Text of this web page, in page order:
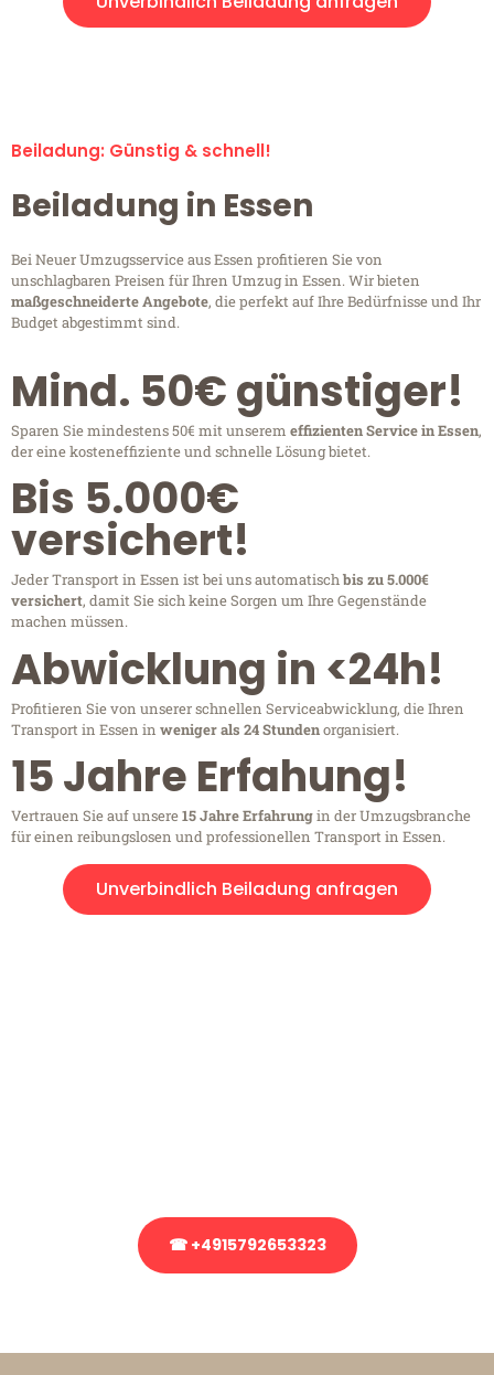
Beiladung: Günstig & schnell!
Beiladung in Essen
Bei Neuer Umzugsservice aus Essen profitieren Sie von
unschlagbaren Preisen für Ihren Umzug in Essen. Wir bieten
maßgeschneiderte Angebote, die perfekt auf Ihre Bedürfnisse und Ihr
Budget abgestimmt sind.
Mind. 50€ günstiger!
Sparen Sie mindestens 50€ mit unserem effizienten Service in Essen,
der eine kosteneffiziente und schnelle Lösung bietet.
Bis 5.000€
versichert!
Jeder Transport in Essen ist bei uns automatischbis zu 5.000€
versichert, damit Sie sich keine Sorgen um Ihre Gegenstände
machen müssen.
Abwicklung in <24h!
Profitieren Sie von unserer schnellen Serviceabwicklung, die Ihren
Transport in Essen in weniger als 24 Stundenorganisiert.
15 Jahre Erfahung!
Vertrauen Sie auf unsere15 Jahre Erfahrungin der Umzugsbranche
für einen reibungslosen und professionellen Transport in Essen.
Unverbindlich Beiladung anfragen
☎ +4915792653323